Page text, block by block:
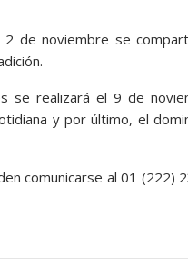
de noviembre se
se realizará el 9 de
y por último, el
comunicarse al 01 (222)